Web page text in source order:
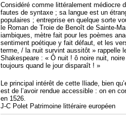
Considéré comme littéralement médiocre
fautes de syntaxe ; sa langue est un
populaires ; entreprise en quelque sorte
le Roman de Troie de Benoît de Sainte-
iambiques, mètre fait pour les poèmes
sentiment poétique y fait défaut, et les
terme, / la nuit survint aussitôt » rappelle
Shakespeare : « Ô nuit ! ô noire nuit,
toujours quand le jour disparaît ! »
Le principal intérêt de cette Iliade, bien
est de l’avoir rendue accessible : on en
en 1526.
J-C Polet Patrimoine littéraire européen